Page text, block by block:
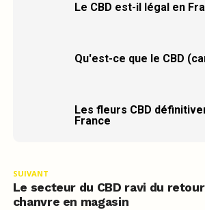
Le CBD est-il légal en
Qu'est-ce que le CBD
Les fleurs CBD
France
SUIVANT
Le secteur du CBD ravi du
chanvre en magasin